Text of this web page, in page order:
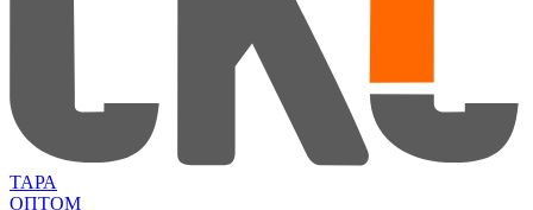
ТАРА
ОПТОМ